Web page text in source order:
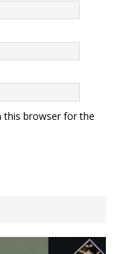
this browser for the